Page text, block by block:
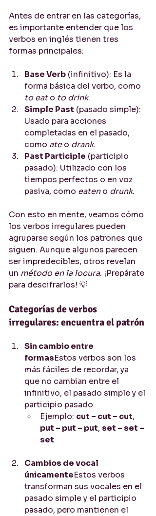
Antes de entrar en las categorías,
es importante entender que los
verbos en inglés tienen tres
formas principales:
Base Verb (infinitivo): Es la
forma básica del verbo, como
to eat o to drink.
Simple Past (pasado simple):
Usado para acciones
completadas en el pasado,
como ate o drank.
Past Participle (participio
pasado): Utilizado con los
tiempos perfectos o en voz
pasiva, como eaten o drunk.
Con esto en mente, veamos cómo
los verbos irregulares pueden
agruparse según los patrones que
siguen. Aunque algunos parecen
ser impredecibles, otros revelan
un método en la locura. ¡Prepárate
para descifrarlos! 💡
Categorías de verbos
irregulares: encuentra el patrón
Sin cambio entre
formasEstos verbos son los
más fáciles de recordar, ya
que no cambian entre el
infinitivo, el pasado simple y el
participio pasado.
Ejemplo: cut – cut – cut,
put – put – put, set – set –
set
Cambios de vocal
únicamenteEstos verbos
transforman sus vocales en el
pasado simple y el participio
pasado, pero mantienen el